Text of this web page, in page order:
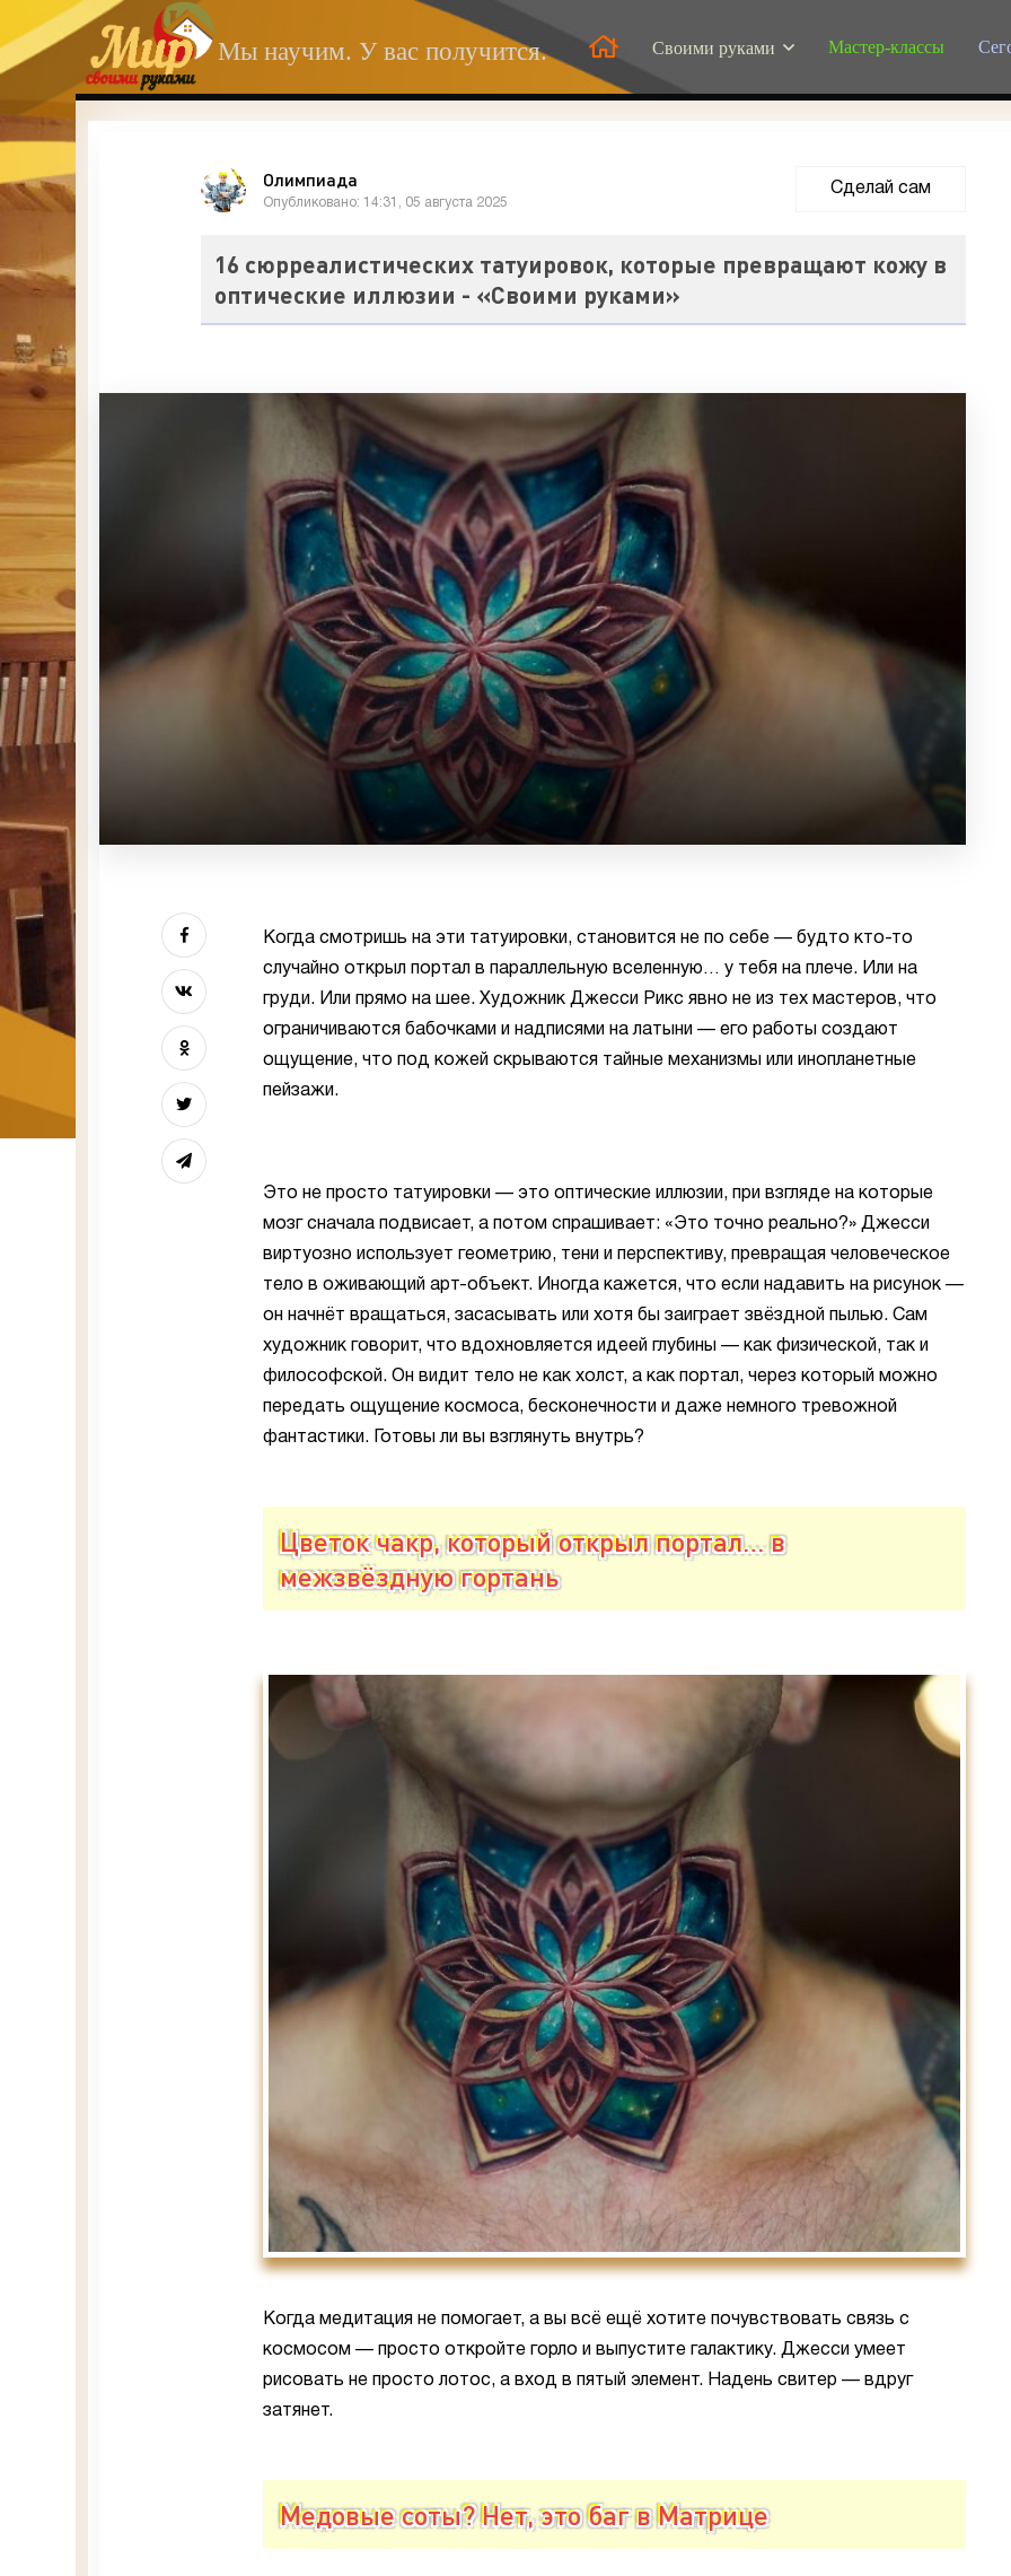
Мы научим. У вас получится. Своими руками Мастер-классы
Олимпиада
Опубликовано: 14:31, 05 августа 2025
Сделай сам
16 сюрреалистических татуировок, которые превращают кожу в
оптические иллюзии - «Своими руками»
Когда смотришь на эти татуировки, становится не по себе — будто кто-то
случайно открыл портал в параллельную вселенную… у тебя на плече. Или на
груди. Или прямо на шее. Художник Джесси Рикс явно не из тех мастеров, что
ограничиваются бабочками и надписями на латыни — его работы создают
ощущение, что под кожей скрываются тайные механизмы или инопланетные
пейзажи.
Это не просто татуировки — это оптические иллюзии, при взгляде на которые
мозг сначала подвисает, а потом спрашивает: «Это точно реально?» Джесси
виртуозно использует геометрию, тени и перспективу, превращая человеческое
тело в оживающий арт-объект. Иногда кажется, что если надавить на рисунок —
он начнёт вращаться, засасывать или хотя бы заиграет звёздной пылью. Сам
художник говорит, что вдохновляется идеей глубины — как физической, так и
философской. Он видит тело не как холст, а как портал, через который можно
передать ощущение космоса, бесконечности и даже немного тревожной
фантастики. Готовы ли вы взглянуть внутрь?
Цветок чакр, который открыл портал… в
межзвёздную гортань
Когда медитация не помогает, а вы всё ещё хотите почувствовать связь с
космосом — просто откройте горло и выпустите галактику. Джесси умеет
рисовать не просто лотос, а вход в пятый элемент. Надень свитер — вдруг
затянет.
Медовые соты? Нет, это баг в Матрице